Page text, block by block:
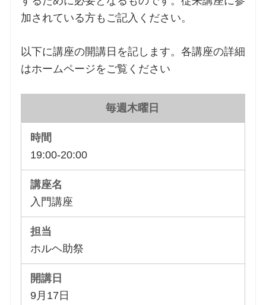
加されている方もご記入ください。
以下に講座の開講日を記します。各講座の詳細
はホームページをご覧ください
毎週木曜日
19:00-20:00
入門講座
ホルヘ助祭
9月17日